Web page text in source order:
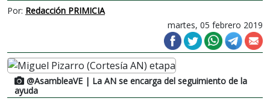
Por: Redacción PRIMICIA
martes, 05 febrero 2019
@AsambleaVE | La AN se encarga del seguimiento de la
ayuda